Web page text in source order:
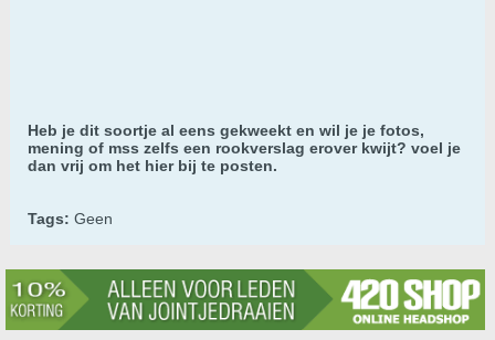
Heb je dit soortje al eens gekweekt en wil je je fotos,
mening of mss zelfs een rookverslag erover kwijt? voel je
dan vrij om het hier bij te posten.
Tags: Geen